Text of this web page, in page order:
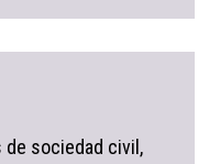
de sociedad civil,